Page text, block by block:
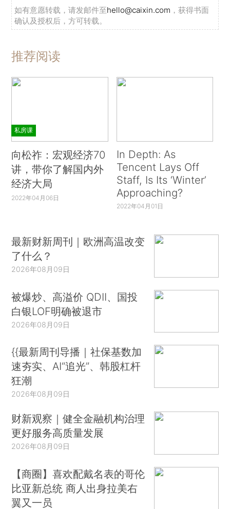
如有意愿转载，请发邮件至hello@caixin.com ，获得书面
确认及授权后，方可转载。
推荐阅读
私房课
向松祚：宏观经济70
讲，带你了解国内外
经济大局
2022年04月06日
In Depth: As
Tencent Lays Off
Staff, Is Its ‘Winter’
Approaching?
2022年04月01日
最新财新周刊｜欧洲高温改变
了什么？
2026年08月09日
被爆炒、高溢价 QDII、国投
白银LOF明确被退市
2026年08月09日
{{最新周刊导播｜社保基数加
速夯实、AI“追光”、韩股杠杆
狂潮
2026年08月09日
财新观察｜健全金融机构治理
更好服务高质量发展
2026年08月09日
【商圈】喜欢配戴名表的哥伦
比亚新总统 商人出身拉美右
翼又一员